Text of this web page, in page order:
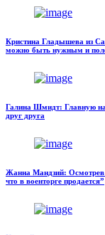
Кристина Гладышева из
можно быть нужным и
Галина Шмидт: Главную
друг друга
Жанна Мандзий: Осмотрев
что в военторге продается”